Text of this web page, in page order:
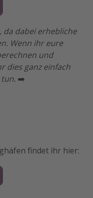
da dabei erhebliche
Wenn ihr eure
und
dies ganz einfach
tun. ➡️
findet ihr hier: